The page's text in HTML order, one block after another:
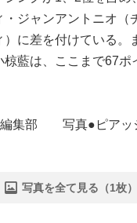
・ジャンアントニオ（
）に差を付けている。
椋藍は、ここまで67ポ
編集部 写真●ピアッ
写真を全て見る（1枚）